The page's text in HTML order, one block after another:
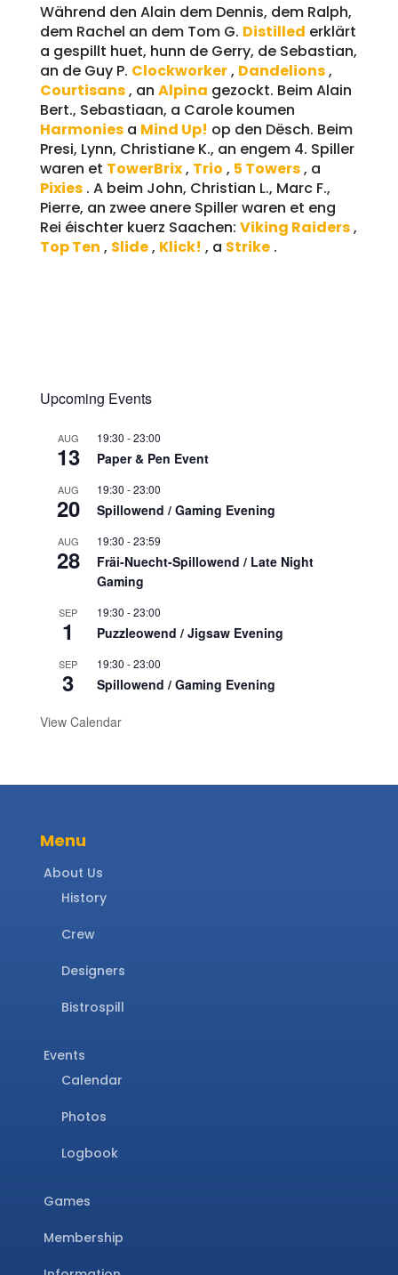
Während den Alain dem Dennis, dem Ralph,
dem Rachel an dem Tom G. Distilled erklärt
a gespillt huet, hunn de Gerry, de Sebastian,
an de Guy P. Clockworker, Dandelions,
Courtisans, an Alpina gezockt. Beim Alain
Bert., Sebastiaan, a Carole koumen
Harmonies a Mind Up! op den Dësch. Beim
Presi, Lynn, Christiane K., an engem 4. Spiller
waren et TowerBrix, Trio , 5 Towers, a
Pixies . A beim John, Christian L., Marc F.,
Pierre, an zwee anere Spiller waren et eng
Rei éischter kuerz Saachen: Viking Raiders,
Top Ten , Slide, Klick! , a Strike .
Upcoming Events
AUG
13
19:30 -23:00
Paper & Pen Event
AUG
20
19:30 -23:00
Spillowend / Gaming Evening
AUG
28
19:30 -23:59
Fräi-Nuecht-Spillowend / Late Night
Gaming
SEP
1
19:30 -23:00
Puzzleowend / Jigsaw Evening
SEP
3
19:30 -23:00
Spillowend / Gaming Evening
View Calendar
Menu
About Us
History
Crew
Designers
Bistrospill
Events
Calendar
Photos
Logbook
Games
Membership